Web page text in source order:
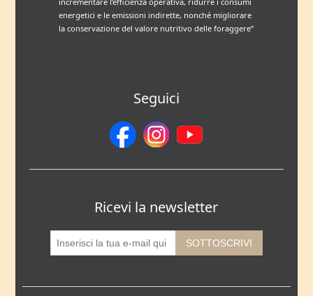
energetici e le emissioni indirette, nonché migliorare
la conservazione del valore nutritivo delle foraggere”
Seguici
Ricevi la newsletter